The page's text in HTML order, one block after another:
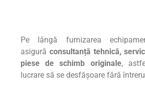
Pe lângă furnizarea
asigurăconsultanță tehnică,
piese de schimb originale,
lucrare să se desfășoare fără